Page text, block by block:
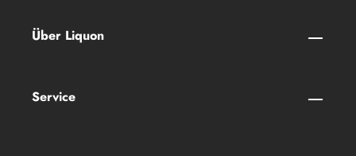
Über Liquon
Service